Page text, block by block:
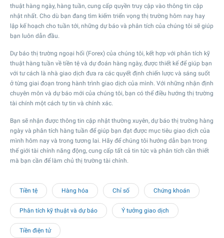
Tiền tệ Hàng hóa Chỉ số Chứng khoán
Phân tích kỹ thuật và dự báo Ý tưởng giao dịch
Tiền điện tử
thuật hàng ngày, hàng tuần, cung cấp quyền truy cập vào thông tin cập
nhật nhất. Cho dù bạn đang tìm kiếm triển vọng thị trường hôm nay hay
lập kế hoạch cho tuần tới, những dự báo và phân tích của chúng tôi sẽ giúp
bạn luôn dẫn đầu.
Dự báo thị trường ngoại hối (Forex) của chúng tôi, kết hợp với phân tích kỹ
thuật hàng tuần về tiền tệ và dự đoán hàng ngày, được thiết kế để giúp bạn
với tư cách là nhà giao dịch đưa ra các quyết định chiến lược và sáng suốt
ở từng giai đoạn trong hành trình giao dịch của mình. Với những nhận định
chuyên môn và dự báo mới của chúng tôi, bạn có thể điều hướng thị trường
tài chính một cách tự tin và chính xác.
Bạn sẽ nhận được thông tin cập nhật thường xuyên, dự báo thị trường hàng
ngày và phân tích hàng tuần để giúp bạn đạt được mục tiêu giao dịch của
mình hôm nay và trong tương lai. Hãy để chúng tôi hướng dẫn bạn trong
thế giới tài chính năng động, cung cấp tất cả tin tức và phân tích cần thiết
mà bạn cần để làm chủ thị trường tài chính.